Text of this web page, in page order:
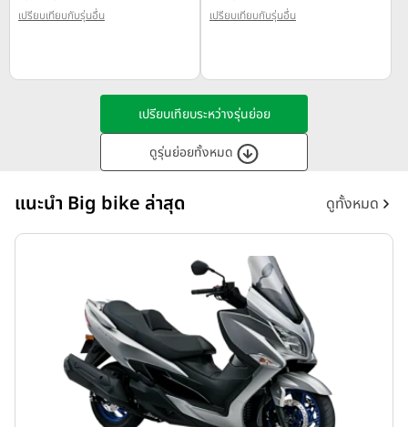
เปรียบเทียบกับรุ่นอื่น เปรียบเทียบกับรุ่นอื่น
เปรียบเทียบระหว่างรุ่นย่อย
ดูรุ่นย่อยทั้งหมด
แนะนำ Big bike ล่าสุด ดูทั้งหมด